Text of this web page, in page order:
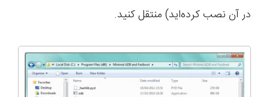
در آن نصب کرده‌اید) منتقل کنید.